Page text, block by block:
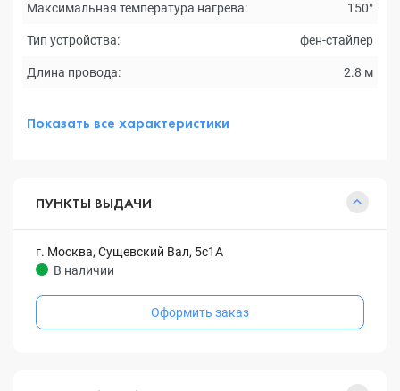
Максимальная температура нагрева: 150°
Тип устройства: фен-стайлер
Длина провода: 2.8 м
Показать все характеристики
ПУНКТЫ ВЫДАЧИ
г. Москва, Сущевский Вал, 5с1А
В наличии
Оформить заказ